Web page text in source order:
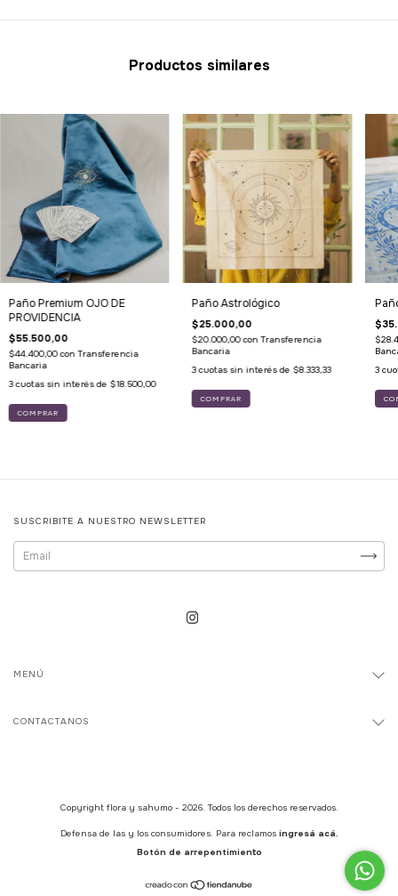
Productos similares
Paño Premium OJO DE
PROVIDENCIA
$55.500,00
$44.400,00con Transferencia
Bancaria
3 cuotas sin interés de $18.500,00
Paño Astrológico
$25.000,00
$20.000,00con Transferencia
Bancaria
3 cuotas sin interés de $8.333,33
3
SUSCRIBITE A NUESTRO NEWSLETTER
MENÚ
CONTACTANOS
Copyright flora y sahumo - 2026. Todos los derechos reservados.
Defensa de las y los consumidores. Para reclamos ingresá acá.
Botón de arrepentimiento